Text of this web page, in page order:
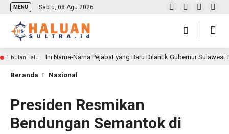
MENU Sabtu, 08 Agu 2026
1 bulan lalu Ini Nama-Nama Pejabat yang Baru Dilantik Gubernur Sulawesi
Beranda Nasional
Presiden Resmikan
Bendungan Semantok di